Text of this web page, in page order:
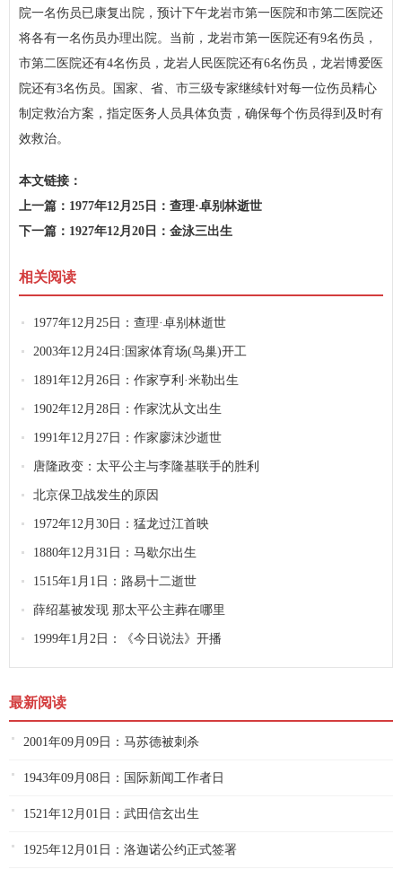
院一名伤员已康复出院，预计下午龙岩市第一医院和市第二医院还
将各有一名伤员办理出院。当前，龙岩市第一医院还有9名伤员，
市第二医院还有4名伤员，龙岩人民医院还有6名伤员，龙岩博爱医
院还有3名伤员。国家、省、市三级专家继续针对每一位伤员精心
制定救治方案，指定医务人员具体负责，确保每个伤员得到及时有
效救治。
本文链接：
http://www.wecj.cn/lsbk/95abe092b4868afd10abfd25317a35fc.html
上一篇： 1977年12月25日：查理·卓别林逝世
下一篇： 1927年12月20日：金泳三出生
相关阅读
1977年12月25日：查理·卓别林逝世
2003年12月24日:国家体育场(鸟巢)开工
1891年12月26日：作家亨利·米勒出生
1902年12月28日：作家沈从文出生
1991年12月27日：作家廖沫沙逝世
唐隆政变：太平公主与李隆基联手的胜利
北京保卫战发生的原因
1972年12月30日：猛龙过江首映
1880年12月31日：马歇尔出生
1515年1月1日：路易十二逝世
薛绍墓被发现 那太平公主葬在哪里
1999年1月2日：《今日说法》开播
最新阅读
2001年09月09日：马苏德被刺杀
1943年09月08日：国际新闻工作者日
1521年12月01日：武田信玄出生
1925年12月01日：洛迦诺公约正式签署